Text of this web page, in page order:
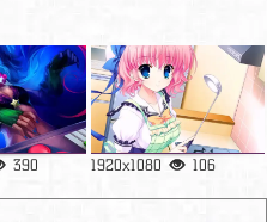
390 1920x1080 106